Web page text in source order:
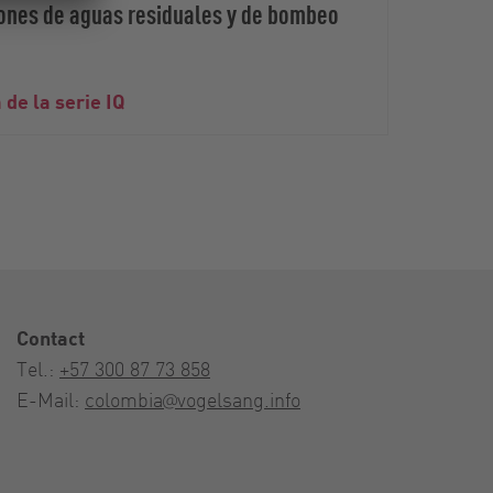
de aguas residuales y de bombeo
la serie IQ
Contact
Tel.: +57 300 87 73 858
E-Mail: colombia@vogelsang.info